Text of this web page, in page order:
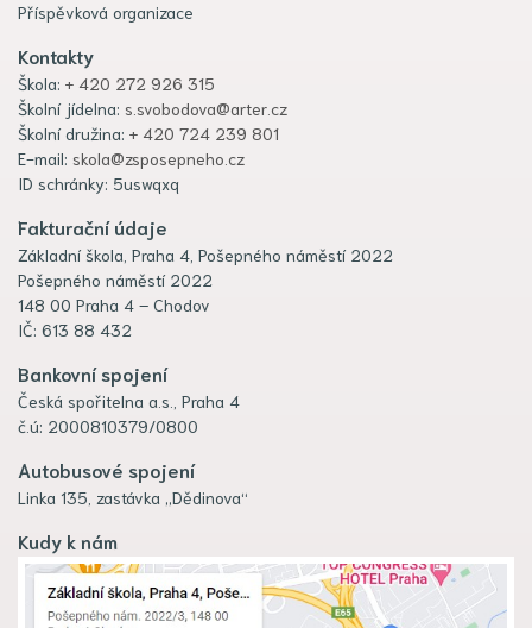
Příspěvková organizace
Kontakty
Škola: + 420 272 926 315
Školní jídelna: s.svobodova@arter.cz
Školní družina: + 420 724 239 801
E-mail: skola@zsposepneho.cz
ID schránky: 5uswqxq
Fakturační údaje
Základní škola, Praha 4, Pošepného náměstí 2022
Pošepného náměstí 2022
148 00 Praha 4 – Chodov
IČ: 613 88 432
Bankovní spojení
Česká spořitelna a.s., Praha 4
č.ú: 2000810379/0800
Autobusové spojení
Linka 135, zastávka „Dědinova“
Kudy k nám